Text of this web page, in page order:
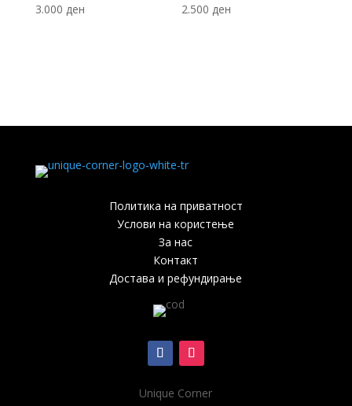
3.000 ден
2.500ден
Политика на приватност
Услови на користење
За нас
Контакт
Достава и рефундирање
Unique Corner